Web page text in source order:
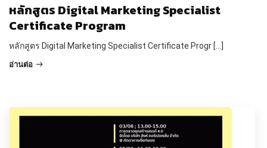
หลักสูตร Digital Marketing Specialist
Certificate Program
หลักสูตร Digital Marketing Specialist Certificate Progr […]
อ่านต่อ